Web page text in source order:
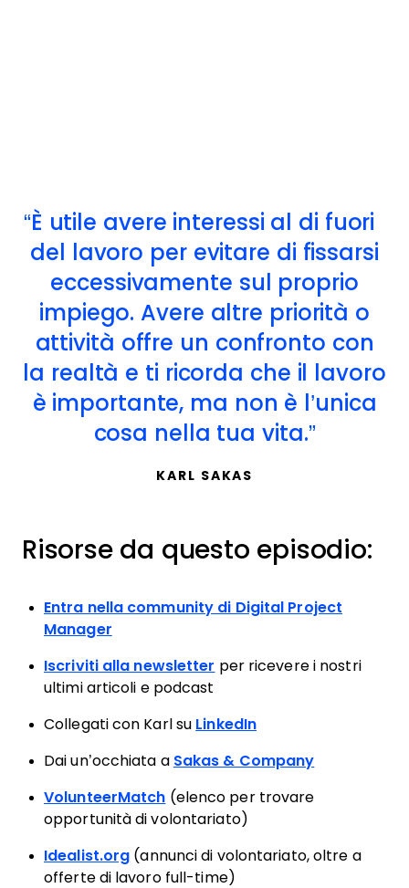
È utile avere interessi al di fuori
del lavoro per evitare di fissarsi
eccessivamente sul proprio
impiego. Avere altre priorità o
attività offre un confronto con
la realtà e ti ricorda che il lavoro
è importante, ma non è l’unica
cosa nella tua vita.
KARL SAKAS
Risorse da questo episodio:
Entra nella community di Digital Project
Manager
Iscriviti alla newsletter per ricevere i nostri
ultimi articoli e podcast
Collegati con Karl su LinkedIn
Dai un’occhiata a Sakas & Company
VolunteerMatch (elenco per trovare
opportunità di volontariato)
Idealist.org (annunci di volontariato, oltre a
offerte di lavoro full-time)